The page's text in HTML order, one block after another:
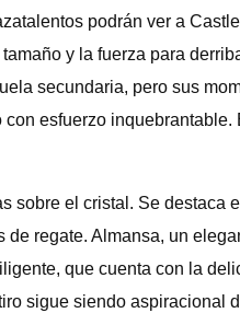
podrán ver a
y la fuerza para
secundaria, pero sus
esfuerzo
sobre el cristal. Se
regate. Almansa, un
que cuenta con la
sigue siendo